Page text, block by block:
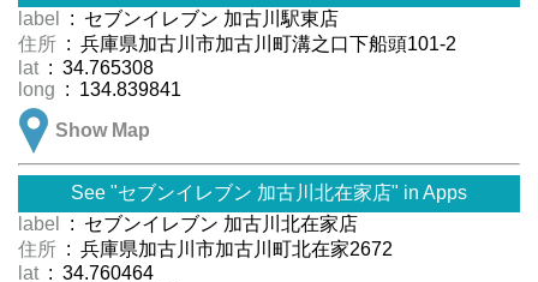
label
: セブンイレブン 加古川駅東店
住所 : 兵庫県加古川市加古川町溝之口下船頭101-2
lat : 34.765308
long : 134.839841
Show Map
See "セブンイレブン 加古川北在家店" in Apps
label
: セブンイレブン 加古川北在家店
住所 : 兵庫県加古川市加古川町北在家2672
lat : 34.760464